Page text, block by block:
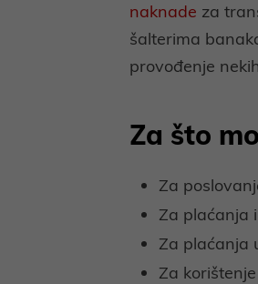
naknade za
šalterima
provođenje
Za što
Za
Za plaćanja
Za plaćanja
Za